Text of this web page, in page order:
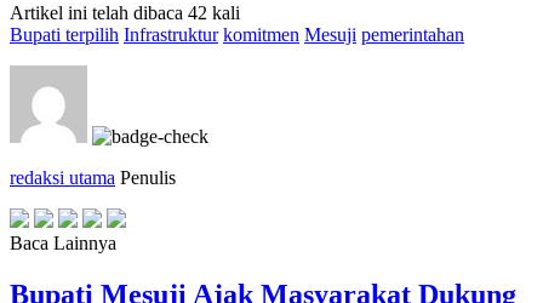
Artikel ini telah dibaca 42 kali
Bupati terpilih Infrastruktur komitmen Mesuji pemerintahan
redaksi utama Penulis
Baca Lainnya
Bupati Mesuji Ajak Masyarakat Dukung